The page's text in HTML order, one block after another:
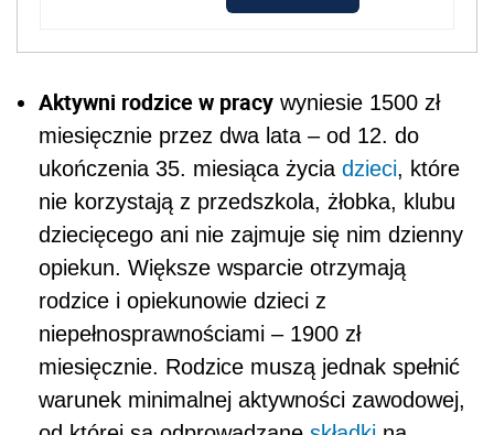
Aktywni rodzice w pracy wyniesie 1500 zł
miesięcznie przez dwa lata – od 12. do
ukończenia 35. miesiąca życia dzieci, które
nie korzystają z przedszkola, żłobka, klubu
dziecięcego ani nie zajmuje się nim dzienny
opiekun. Większe wsparcie otrzymają
rodzice i opiekunowie dzieci z
niepełnosprawnościami – 1900 zł
miesięcznie. Rodzice muszą jednak spełnić
warunek minimalnej aktywności zawodowej,